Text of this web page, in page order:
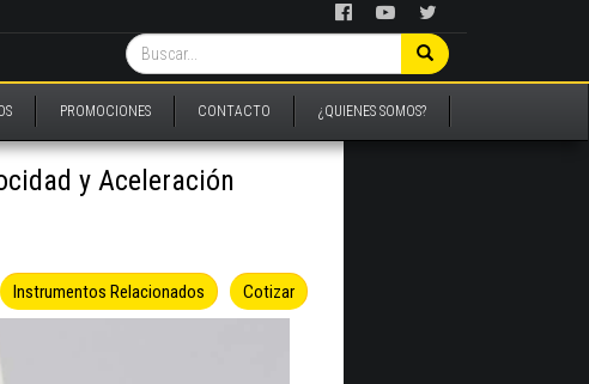
PROMOCIONES CONTACTO ¿QUIENES SOMOS?
y Aceleración
Cotizar
Instrumentos Relacionados